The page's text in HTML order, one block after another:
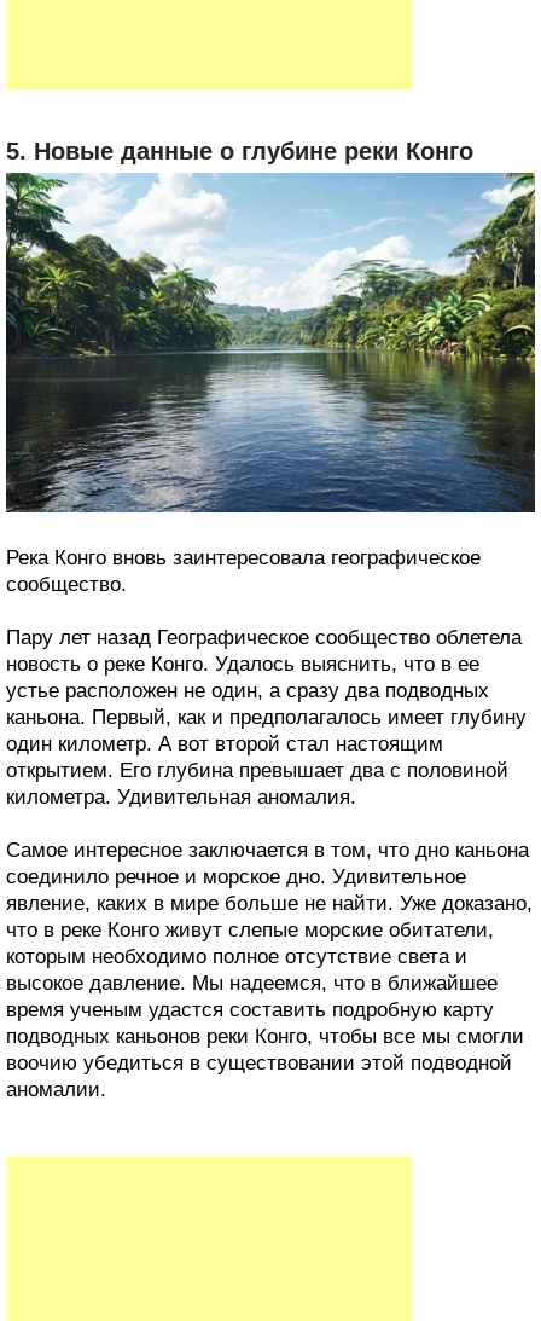
5. Новые данные о глубине реки Конго
Река Конго вновь заинтересовала географическое
сообщество.
Пару лет назад Географическое сообщество облетела
новость о реке Конго. Удалось выяснить, что в ее
устье расположен не один, а сразу два подводных
каньона. Первый, как и предполагалось имеет глубину
один километр. А вот второй стал настоящим
открытием. Его глубина превышает два с половиной
километра. Удивительная аномалия.
Самое интересное заключается в том, что дно каньона
соединило речное и морское дно. Удивительное
явление, каких в мире больше не найти. Уже доказано,
что в реке Конго живут слепые морские обитатели,
которым необходимо полное отсутствие света и
высокое давление. Мы надеемся, что в ближайшее
время ученым удастся составить подробную карту
подводных каньонов реки Конго, чтобы все мы смогли
воочию убедиться в существовании этой подводной
аномалии.